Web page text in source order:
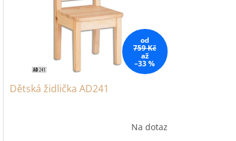
od
759 Kč
až
–33 %
Dětská židlička AD241
Na dotaz